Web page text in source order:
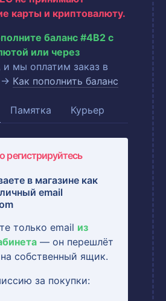
карты и криптовалюту.
баланс #4B2 с
или через
и мы оплатим заказ в
→ Как пополнить баланс
Памятка Курьер
регистрируйтесь
в магазине как
личный email
только email из
— он перешлёт
собственный ящик.
за покупки: